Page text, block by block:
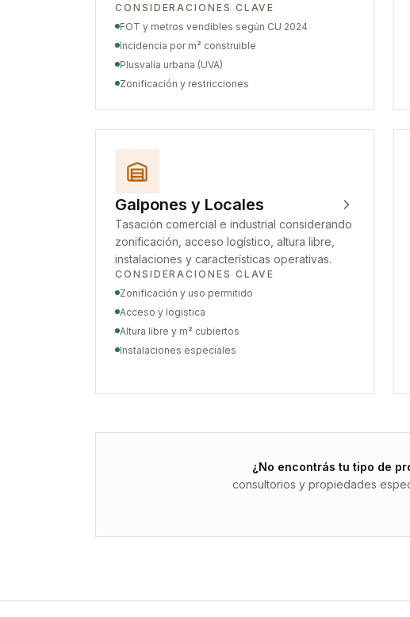
CONSIDERACIONES CLAVE
FOT y metros vendibles según CU 2024
Incidencia por m² construible
Plusvalía urbana (UVA)
Zonificación y restricciones
Galpones y Locales
Tasación comercial e industrial considerando
zonificación, acceso logístico, altura libre,
instalaciones y características operativas.
CONSIDERACIONES CLAVE
Zonificación y uso permitido
Acceso y logística
Altura libre y m² cubiertos
Instalaciones especiales
¿No encontrás tu tipo de
consultorios y propiedades